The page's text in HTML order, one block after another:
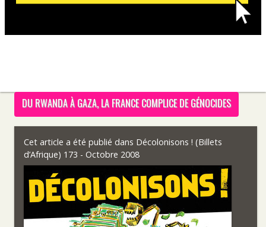
DU RWANDA À GAZA, LA FRANCE COMPLICE DE GÉNOCIDES
Cet article a été publié dans Décolonisons ! (Billets
d’Afrique) 173 - Octobre 2008